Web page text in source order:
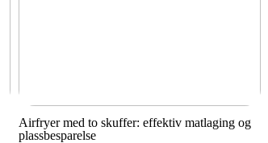
Airfryer med to skuffer: effektiv matlaging og
plassbesparelse